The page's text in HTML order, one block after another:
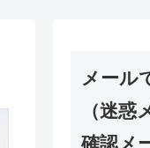
メール
（迷
確認メ